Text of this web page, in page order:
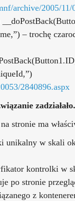
archive/2005/11/
– trochę
2840896.aspx
zadziałało.
stronie ma
w skali
kontrolki w
po stronie
z